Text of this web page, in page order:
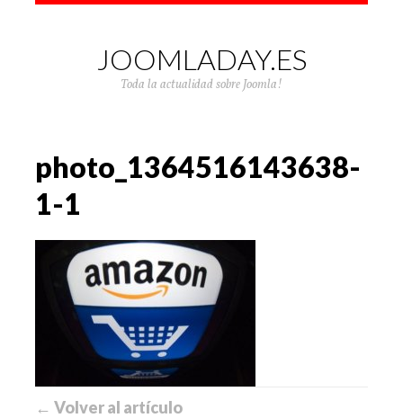
JOOMLADAY.ES
Toda la actualidad sobre Joomla!
photo_1364516143638-
1-1
← Volver al artículo